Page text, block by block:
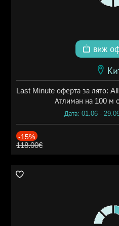
виж
Last Minute оферта за лято:
Атлиман на 100 м
Дата: 01.06 -
-15%
118.00€